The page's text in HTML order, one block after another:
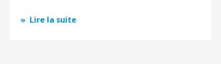
Lire la suite